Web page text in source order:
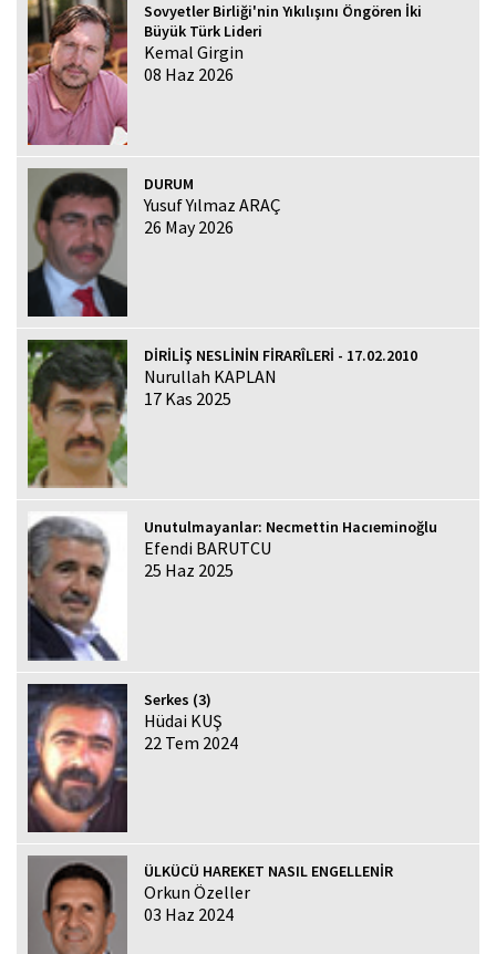
Sovyetler Birliği'nin Yıkılışını Öngören İki
Büyük Türk Lideri
Kemal Girgin
08 Haz 2026
DURUM
Yusuf Yılmaz ARAÇ
26 May 2026
DİRİLİŞ NESLİNİN FİRARÎLERİ - 17.02.2010
Nurullah KAPLAN
17 Kas 2025
Unutulmayanlar: Necmettin Hacıeminoğlu
Efendi BARUTCU
25 Haz 2025
Serkes (3)
Hüdai KUŞ
22 Tem 2024
ÜLKÜCÜ HAREKET NASIL ENGELLENİR
Orkun Özeller
03 Haz 2024